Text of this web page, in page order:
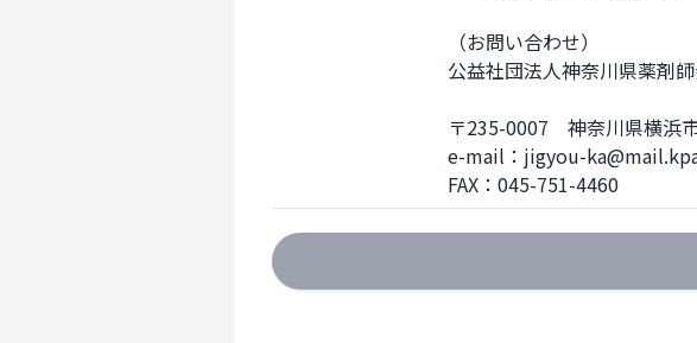
（お問い合わせ）
公益社団法人神奈川県薬剤
〒235-0007　神奈川県横浜
e-mail：jigyou-
FAX：045-751-4460